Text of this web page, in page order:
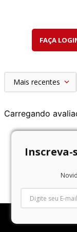
FAÇA
Mais recentes
Carregando
Inscreva-